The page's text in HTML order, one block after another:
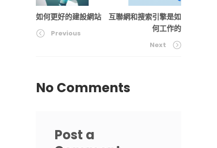
如何更好的建設網站
Previous
互聯網和搜索引擎是如
何工作的
Next
No Comments
Post a